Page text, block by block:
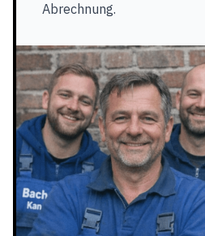
Abrechnung.